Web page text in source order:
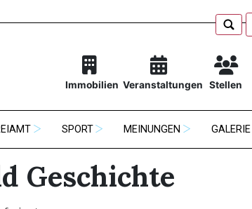
Immobilien Veranstaltungen Stellen
SPORT MEINUNGEN GALERIE
Geschichte